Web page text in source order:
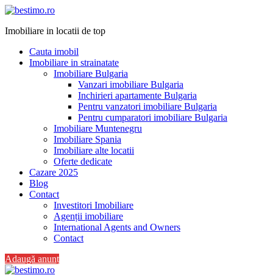
Imobiliare in locatii de top
Cauta imobil
Imobiliare in strainatate
Imobiliare Bulgaria
Vanzari imobiliare Bulgaria
Inchirieri apartamente Bulgaria
Pentru vanzatori imobiliare Bulgaria
Pentru cumparatori imobiliare Bulgaria
Imobiliare Muntenegru
Imobiliare Spania
Imobiliare alte locatii
Oferte dedicate
Cazare 2025
Blog
Contact
Investitori Imobiliare
Agenții imobiliare
International Agents and Owners
Contact
Adaugă anunț